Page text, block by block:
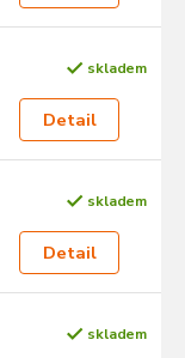
skladem
Detail
skladem
Detail
skladem